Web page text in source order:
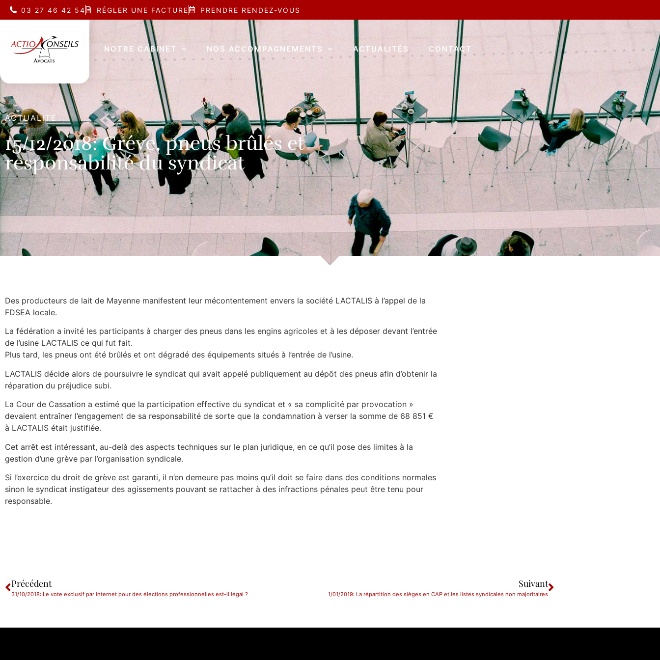
03 27 46 42 54 RÉGLER UNE FACTURE PRENDRE RENDEZ-VOUS
NOTRE CABINET NOS ACCOMPAGNEMENTS ACTUALITÉS CONTACT
ACTUALITÉ
15/12/2018: Gréve, pneus brûlés et
responsabilité du syndicat
Des producteurs de lait de Mayenne manifestent leur mécontentement envers la société LACTALIS à l’appel de la
FDSEA locale.
La fédération a invité les participants à charger des pneus dans les engins agricoles et à les déposer devant l’entrée
de l’usine LACTALIS ce qui fut fait.
Plus tard, les pneus ont été brûlés et ont dégradé des équipements situés à l’entrée de l’usine.
LACTALIS décide alors de poursuivre le syndicat qui avait appelé publiquement au dépôt des pneus afin d’obtenir la
réparation du préjudice subi.
La Cour de Cassation a estimé que la participation effective du syndicat et « sa complicité par provocation »
devaient entraîner l’engagement de sa responsabilité de sorte que la condamnation à verser la somme de 68 851 €
à LACTALIS était justifiée.
Cet arrêt est intéressant, au-delà des aspects techniques sur le plan juridique, en ce qu’il pose des limites à la
gestion d’une grève par l’organisation syndicale.
Si l’exercice du droit de grève est garanti, il n’en demeure pas moins qu’il doit se faire dans des conditions normales
sinon le syndicat instigateur des agissements pouvant se rattacher à des infractions pénales peut être tenu pour
responsable.
Précédent
31/10/2018: Le vote exclusif par internet pour des élections professionnelles est-il légal ?
Suivant
1/01/2019: La répartition des sièges en CAP et les listes syndicales non majoritaires